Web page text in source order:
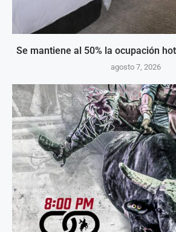
Se mantiene al 50% la ocupación
agosto 7, 2026